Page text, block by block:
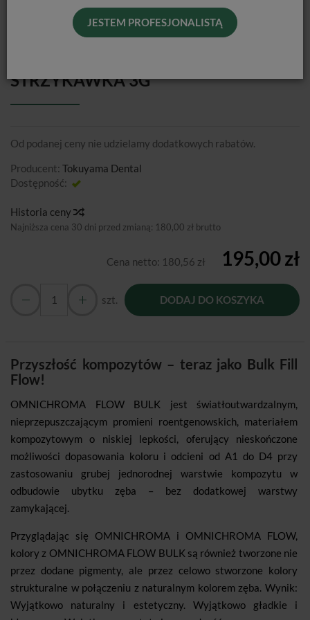
JESTEM PROFESJONALISTĄ
STRZYKAWKA 3G
Od podanej ceny nie udzielamy dodatkowych rabatów.
Producent: Tokuyama Dental
Dostępność:
Historia ceny
Najniższa cena 30 dni przed zmianą: 180,00 zł brutto
Cena netto: 180,56 zł 195,00 zł
szt. DODAJ DO KOSZYKA
Przyszłość kompozytów – teraz jako Bulk Fill
Flow!
OMNICHROMA FLOW BULK jest światłoutwardzalnym,
nieprzepuszczającym promieni roentgenowskich, materiałem
kompozytowym o niskiej lepkości, oferujący nieskończone
możliwości dopasowania koloru i odcieni od A1 do D4 przy
zastosowaniu grubej jednorodnej warstwie kompozytu w
odbudowie ubytku zęba – bez dodatkowej warstwy
zamykającej.
Przyglądając się OMNICHROMA i OMNICHROMA FLOW,
kolory z OMNICHROMA FLOW BULK są również tworzone nie
przez dodane pigmenty, ale przez celowo stworzone kolory
strukturalne w połączeniu z naturalnym kolorem zęba. Wynik:
Wyjątkowo naturalny i estetyczny. Wyjątkowo gładkie i